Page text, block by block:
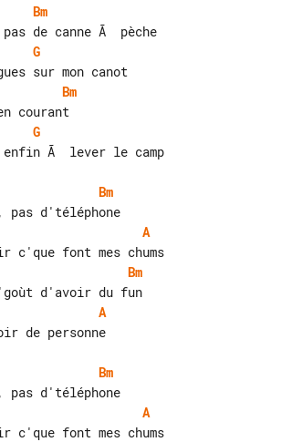
Bm
G
Bm
G
enfin Ã  lever le camp
Bm
A
Bm
A
de personne
Bm
A